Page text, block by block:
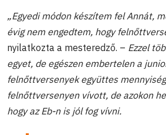
„Egyedi módon készítem fel Annát,
évig nem engedtem, hogy
nyilatkozta a mesteredző. – Ezzel
egyet, de egészen embertelen a
felnőttversenyek együttes
felnőttversenyen vívott, de azokon
hogy az Eb-n is jól fog vívni.